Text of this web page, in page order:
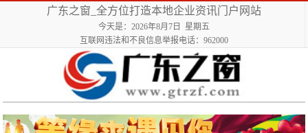
广东之窗_全方位打造本地企业资讯门户网站
今天是：2026年8月7日 星期五
互联网违法和不良信息举报电话：962000